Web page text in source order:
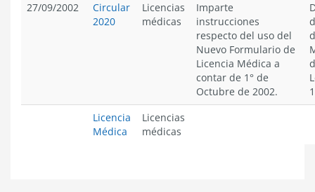
27/09/2002
Circular
2020
Licencias
médicas
Imparte
instrucciones
respecto del uso del
Nuevo Formulario de
Licencia Médica a
contar de 1° de
Octubre de 2002.
Licencia
Médica
Licencias
médicas